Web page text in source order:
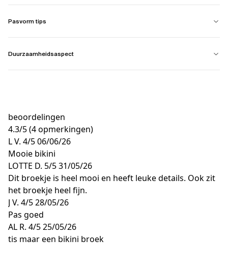
Pasvorm tips
Duurzaamheidsaspect
beoordelingen
4.3/5(4 opmerkingen)
L V. 4/506/06/26
Mooie bikini
LOTTE D. 5/531/05/26
Dit broekje is heel mooi en heeft leuke details. Ook zit
het broekje heel fijn.
J V. 4/528/05/26
Pas goed
AL R. 4/525/05/26
tis maar een bikini broek